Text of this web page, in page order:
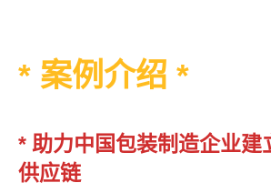
* 案例介绍 *
* 助力中国包装制造企业建
供应链